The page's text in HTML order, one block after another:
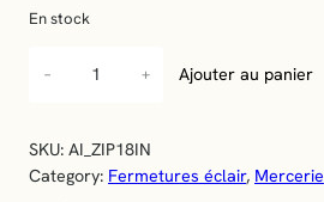
En stock
n
− + Ajouter au panier
SKU: AI_ZIP18IN
Category: Fermetures éclair, Mercerie